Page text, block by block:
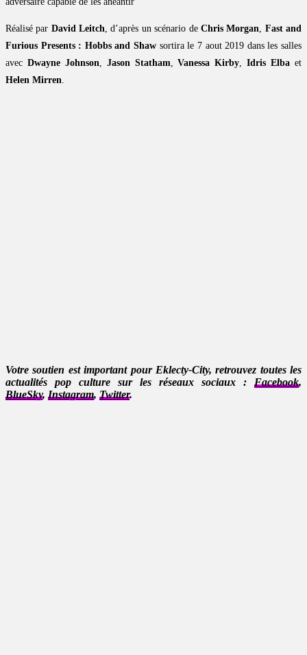
Réalisé par David Leitch, d’après un scénario de Chris Morgan, Fast and
Furious Presents : Hobbs and Shaw sortira le 7 aout 2019 dans les salles
avec Dwayne Johnson, Jason Statham,Vanessa Kirby,Idris Elba et
Helen Mirren.
Votre soutien est important pour Eklecty-City, retrouvez toutes les
actualités pop culture sur les réseaux sociaux : Facebook,
BlueSky, Instagram, Twitter.